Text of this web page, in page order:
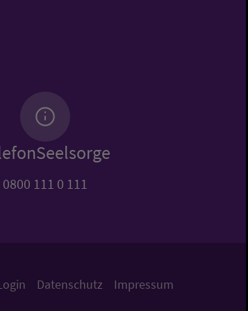
0800 111 0 111
Datenschutz Impressum